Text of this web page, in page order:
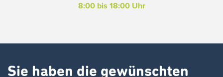
8:00 bis 18:00 Uhr
Sie haben die gewünschten